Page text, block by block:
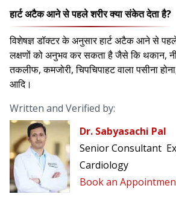
हार्ट अटैक आने से पहले शरीर क्या संकेत देता है?
विशेषज्ञ डॉक्टर के अनुसार हार्ट अटैक आने से
लक्षणों को अनुभव कर सकता है जैसे कि थकान,
तकलीफ, कमजोरी, चिपचिपाहट वाला पसीना
आदि।
Written and Verified by:
Dr. Sabyasachi Pal
Senior Consultant
Cardiology
Book an